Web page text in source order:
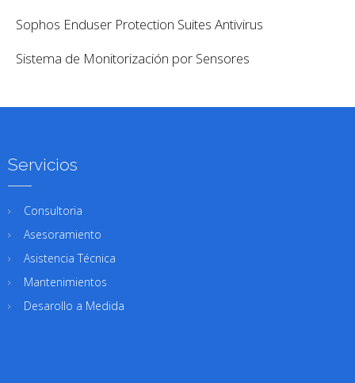
Sophos Enduser Protection Suites Antivirus
Sistema de Monitorización por Sensores
Servicios
Consultoria
Asesoramiento
Asistencia Técnica
Mantenimientos
Desarollo a Medida